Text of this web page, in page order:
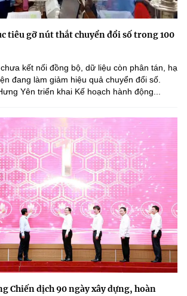
tiêu gỡ nút thắt chuyển đổi số trong 100
kết nối đồng bộ, dữ liệu còn phân tán, hạ
đang làm giảm hiệu quả chuyển đổi số.
Yên triển khai Kế hoạch hành động...
Chiến dịch 90 ngày xây dựng, hoàn